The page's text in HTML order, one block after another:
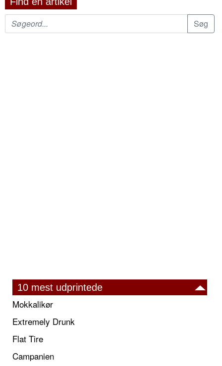
10 mest udprintede
Mokkalikør
Extremely Drunk
Flat Tire
Campanien